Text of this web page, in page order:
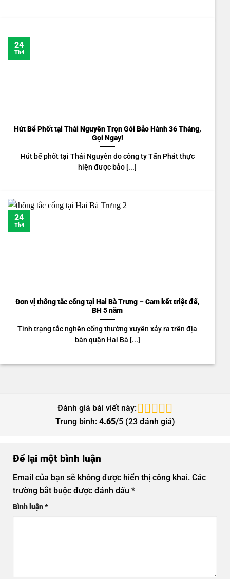
Hút Bể Phốt tại Thái Nguyên Trọn Gói Bảo Hành 36 Tháng,
Gọi Ngay!
Hút bể phốt tại Thái Nguyên do công ty Tấn Phát thực
hiện được bảo [...]
24
Th4
Đơn vị thông tắc cống tại Hai Bà Trưng – Cam kết triệt để,
BH 5 năm
Tình trạng tắc nghẽn cống thường xuyên xảy ra trên địa
bàn quận Hai Bà [...]
24
Th4
Đánh giá bài viết này:
Trung bình: 4.65/5 (23đánh giá)
Để lại một bình luận
Email của bạn sẽ không được hiển thị công khai. Các
trường bắt buộc được đánh dấu *
Bình luận*